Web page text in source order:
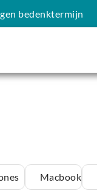
bedenktermijn
Macbook